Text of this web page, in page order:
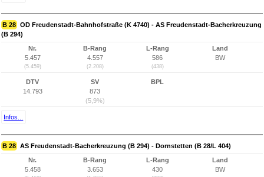
B 28 OD Freudenstadt-Bahnhofstraße (K 4740) - AS Freudenstadt-Bacherkreuzung
(B 294)
Nr.
5.457
(5.459)
B-Rang
4.557
(2.208)
L-Rang
586
(438)
Land
BW
DTV
14.793
SV
873
(5,9%)
BPL
Infos...
B 28 AS Freudenstadt-Bacherkreuzung (B 294) - Dornstetten (B 28/L 404)
Nr.
5.458
B-Rang
3.653
L-Rang
430
Land
BW